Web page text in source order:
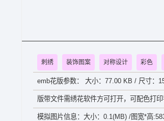
刺绣 装饰图案 对称设计 彩色
emb花版参数： 大小：77.00 KB / 尺寸：
版带文件需绣花软件方可打开，可配色打
模拟图片信息：大小：0.1(MB) /图宽*高